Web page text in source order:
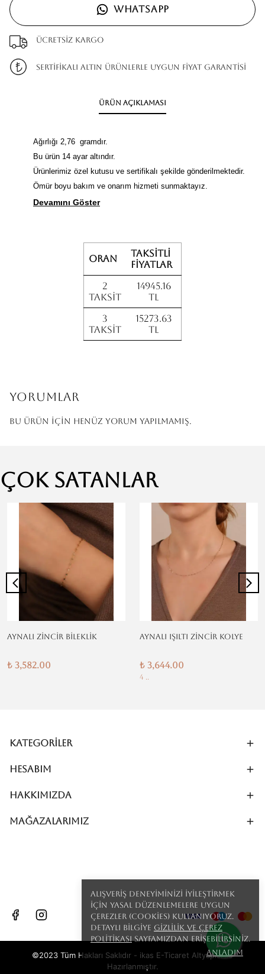
Alışveriş deneyiminizi iyileştirmek
için yasal düzenlemelere uygun
çerezler (cookies) kullanıyoruz.
Detaylı bilgiye Gizlilik ve Çerez
Politikasısayfamızdan erişebilirsiniz.
Anladım
WHATSAPP
Ücretsiz kargo
SERTİFİKALI ALTIN ÜRÜNLERLE UYGUN FİYAT GARANTİSİ
Ürün Açıklaması
Ağırlığı 2,76 gramdır.
Bu ürün 14 ayar altındır.
Ürünlerimiz özel kutusu ve sertifikalı şekilde gönderilmektedir.
Ömür boyu bakım ve onarım hizmeti sunmaktayız.
Devamını Göster
Oran
Taksitli
fiyatlar
2
Taksit
14945.16
TL
3
Taksit
15273.63
TL
Yorumlar
Bu ürün için henüz yorum yapılmamış.
Çok Satanlar
AYNALI ZİNCİR BİLEKLİK
₺ 3,582.00
AYNALI IŞILTI ZİNCİR KOLYE
₺ 3,644.00
4 ..
Kategoriler
Hesabım
Hakkımızda
MAĞAZALARIMIZ
©2023 Tüm Hakları Saklıdır - ikas E-Ticaret Altyapısı ile
Hazırlanmıştır.